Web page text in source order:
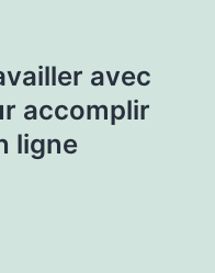
avec
accomplir
ligne